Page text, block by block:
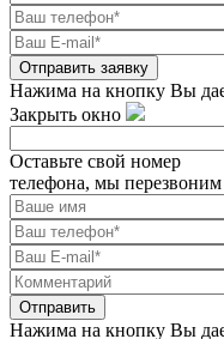
Отправить заявку
Нажима на кнопку Вы
Закрыть окно
Оставьте свой номер
телефона, мы
Отправить
Нажима на кнопку Вы